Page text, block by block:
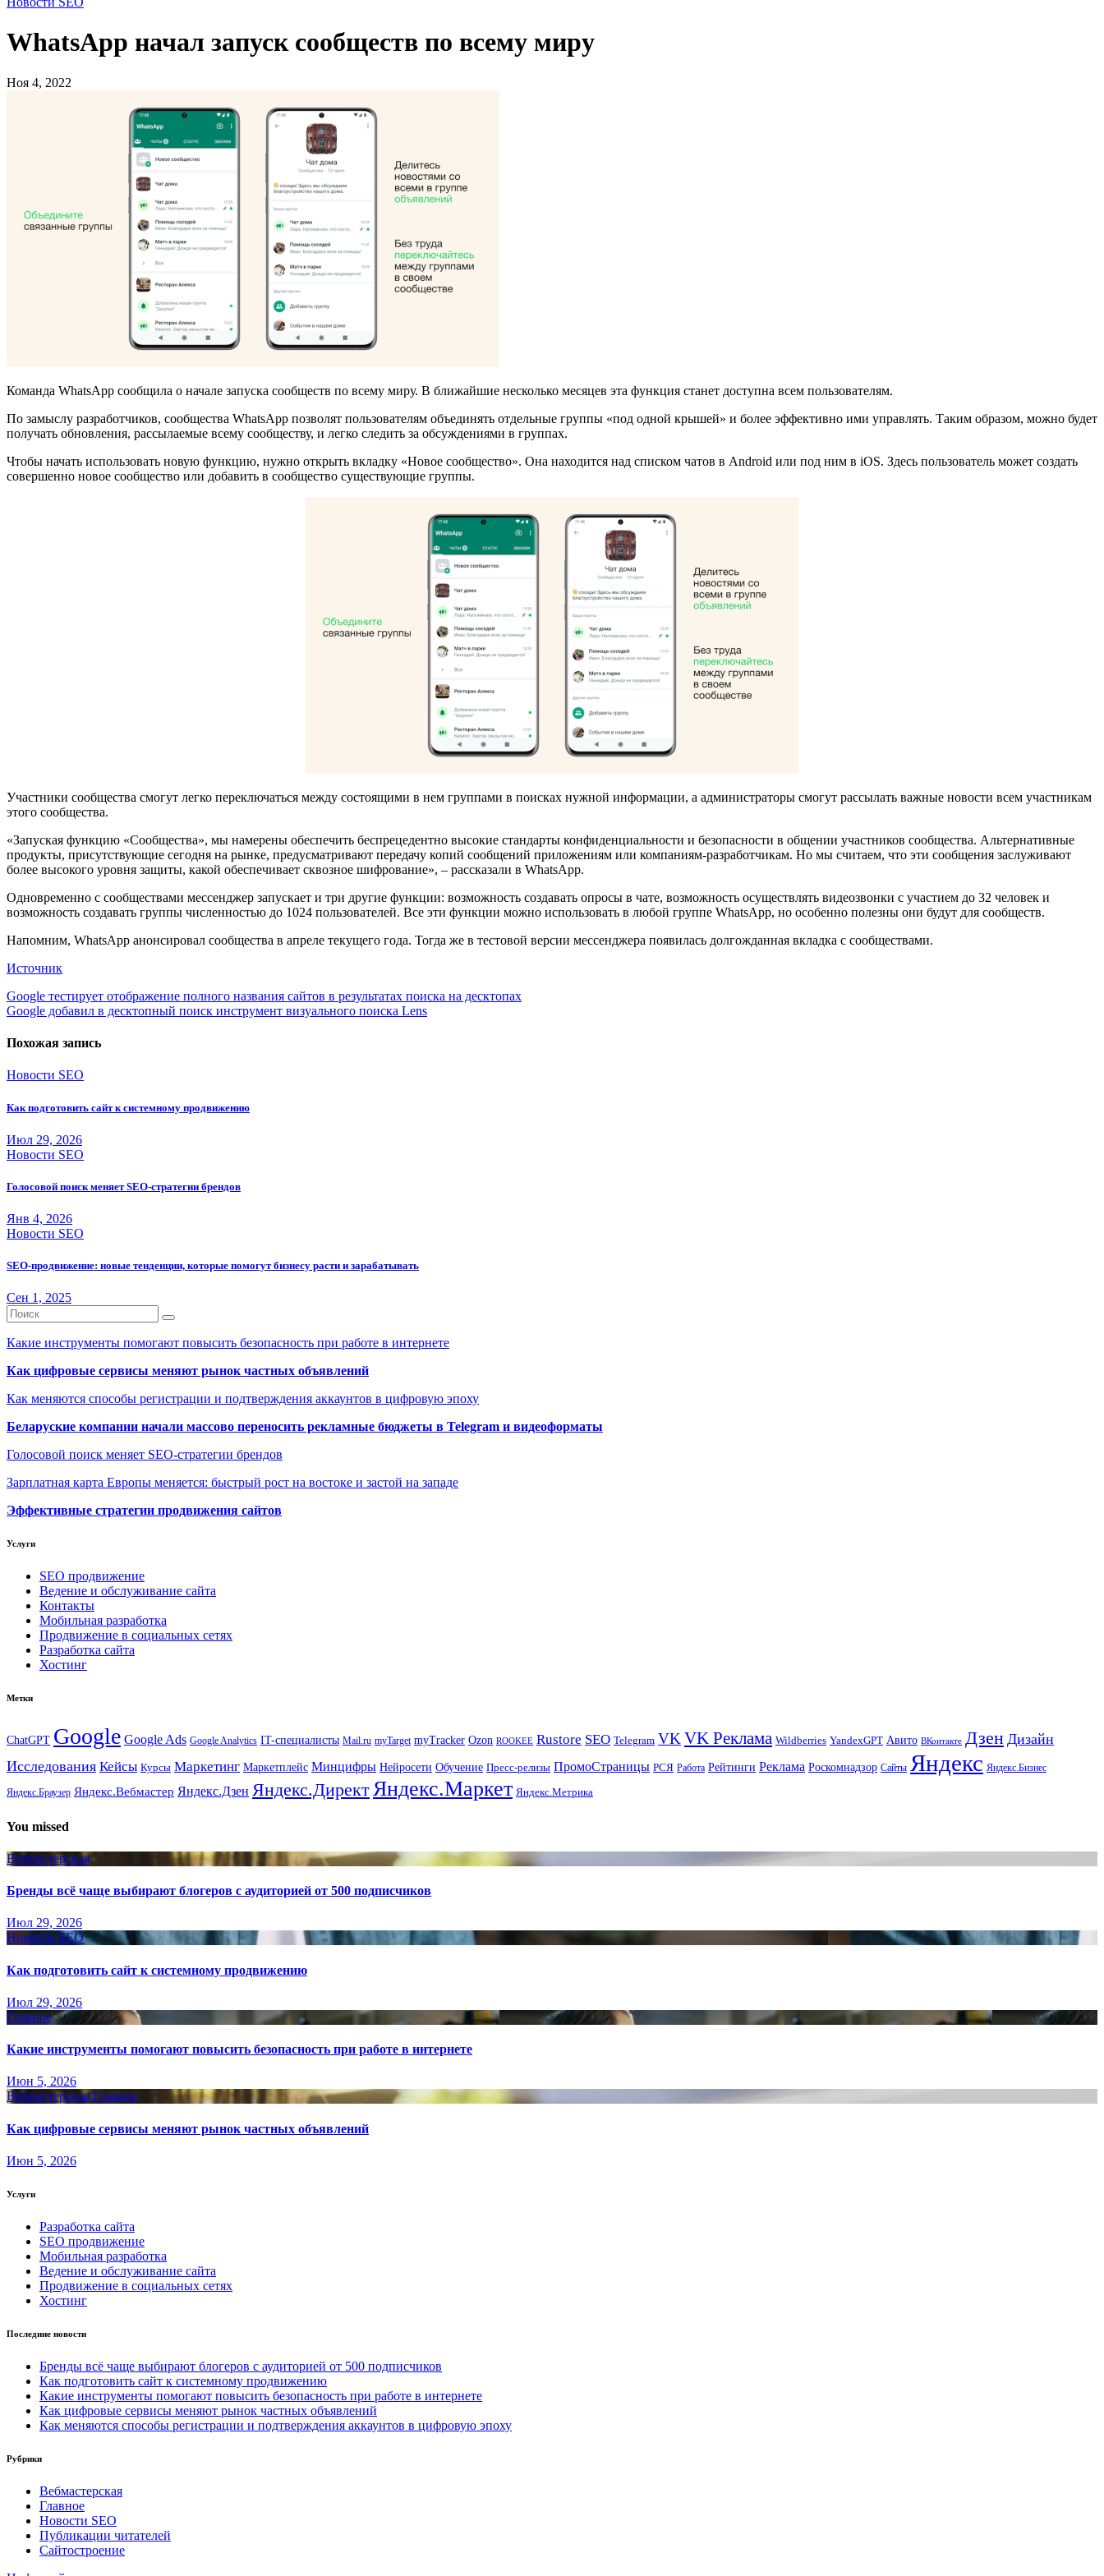
WhatsApp начал запуск сообществ по всему миру
Ноя 4, 2022
Команда WhatsApp сообщила о начале запуска сообществ по всему миру. В ближайшие несколько месяцев эта функция станет доступна всем пользователям.
По замыслу разработчиков, сообщества WhatsApp позволят пользователям объединять отдельные группы «под одной крышей» и более эффективно ими управлять. Таким образом, можно будет
получать обновления, рассылаемые всему сообществу, и легко следить за обсуждениями в группах.
Чтобы начать использовать новую функцию, нужно открыть вкладку «Новое сообщество». Она находится над списком чатов в Android или под ним в iOS. Здесь пользователь может создать
совершенно новое сообщество или добавить в сообщество существующие группы.
Участники сообщества смогут легко переключаться между состоящими в нем группами в поисках нужной информации, а администраторы смогут рассылать важные новости всем участникам
этого сообщества.
«Запуская функцию «Сообщества», мы намерены обеспечить беспрецедентно высокие стандарты конфиденциальности и безопасности в общении участников сообщества. Альтернативные
продукты, присутствующие сегодня на рынке, предусматривают передачу копий сообщений приложениям или компаниям-разработчикам. Но мы считаем, что эти сообщения заслуживают
более высокого уровня защиты, какой обеспечивает сквозное шифрование», – рассказали в WhatsApp.
Одновременно с сообществами мессенджер запускает и три другие функции: возможность создавать опросы в чате, возможность осуществлять видеозвонки с участием до 32 человек и
возможность создавать группы численностью до 1024 пользователей. Все эти функции можно использовать в любой группе WhatsApp, но особенно полезны они будут для сообществ.
Напомним, WhatsApp анонсировал сообщества в апреле текущего года. Тогда же в тестовой версии мессенджера появилась долгожданная вкладка с сообществами.
Источник
Навигация
по
записям
Google тестирует отображение полного названия сайтов в результатах поиска на десктопах
Google добавил в десктопный поиск инструмент визуального поиска Lens
Похожая запись
Новости SEO
Как подготовить сайт к системному продвижению
Июл 29, 2026
Новости SEO
Голосовой поиск меняет SEO-стратегии брендов
Янв 4, 2026
Новости SEO
SEO-продвижение: новые тенденции, которые помогут бизнесу расти и зарабатывать
Сен 1, 2025
Какие инструменты помогают повысить безопасность при работе в интернете
Как цифровые сервисы меняют рынок частных объявлений
Как меняются способы регистрации и подтверждения аккаунтов в цифровую эпоху
Беларуские компании начали массово переносить рекламные бюджеты в Telegram и видеоформаты
Голосовой поиск меняет SEO-стратегии брендов
Зарплатная карта Европы меняется: быстрый рост на востоке и застой на западе
Эффективные стратегии продвижения сайтов
Услуги
SEO продвижение
Ведение и обслуживание сайта
Контакты
Мобильная разработка
Продвижение в социальных сетях
Разработка сайта
Хостинг
Метки
ChatGPT Google Google Ads Google Analytics IT-специалисты Mail.ru myTarget myTracker Ozon ROOKEE Rustore SEO Telegram VKVK Реклама Wildberries YandexGPT Авито ВКонтакте Дзен Дизайн
Исследования Кейсы Курсы Маркетинг Маркетплейс Минцифры Нейросети Обучение Пресс-релизы ПромоСтраницы РСЯ Работа Рейтинги Реклама Роскомнадзор Сайты Яндекс Яндекс.Бизнес
Яндекс.Браузер Яндекс.Вебмастер Яндекс.Дзен Яндекс.ДиректЯндекс.Маркет Яндекс.Метрика
You missed
Вебмастерская
Бренды всё чаще выбирают блогеров с аудиторией от 500 подписчиков
Июл 29, 2026
Новости SEO
Как подготовить сайт к системному продвижению
Июл 29, 2026
Главное
Какие инструменты помогают повысить безопасность при работе в интернете
Июн 5, 2026
Вебмастерская Главное
Как цифровые сервисы меняют рынок частных объявлений
Июн 5, 2026
Услуги
Разработка сайта
SEO продвижение
Мобильная разработка
Ведение и обслуживание сайта
Продвижение в социальных сетях
Хостинг
Последние новости
Бренды всё чаще выбирают блогеров с аудиторией от 500 подписчиков
Как подготовить сайт к системному продвижению
Какие инструменты помогают повысить безопасность при работе в интернете
Как цифровые сервисы меняют рынок частных объявлений
Как меняются способы регистрации и подтверждения аккаунтов в цифровую эпоху
Рубрики
Вебмастерская
Главное
Новости SEO
Публикации читателей
Сайтостроение